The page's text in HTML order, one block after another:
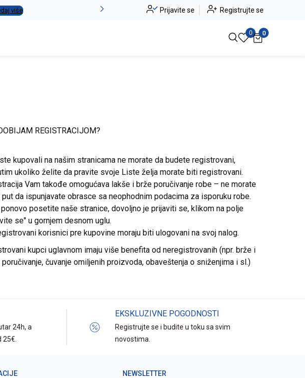
više Alma Ras do -50% Pogledaj više
Prijavite se Registrujte se
0 0
REGISTRACIJOM?
kupovali na našim stranicama ne morate da budete registrovani,
ukoliko želite da pravite svoje Liste želja morate biti registrovani.
Vam takođe omogućava lakše i brže poručivanje robe – ne morate
put da ispunjavate obrasce sa neophodnim podacima za isporuku robe.
ponovo posetite naše stranice, dovoljno je prijaviti se, klikom na polje
se" u gornjem desnom uglu.
korisnici pre kupovine moraju biti ulogovani na svoj nalog.
kupci uglavnom imaju više benefita od neregistrovanih (npr. brže i
poručivanje, čuvanje omiljenih proizvoda, obaveštenja o sniženjima i sl.)
24h, a
EKSKLUZIVNE POGODNOSTI
Registrujte se i budite u toku sa svim
novostima.
NEWSLETTER